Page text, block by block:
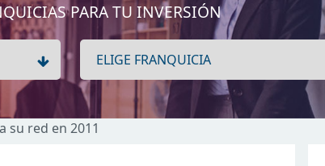
PARA TU INVERSIÓN
su red en 2011